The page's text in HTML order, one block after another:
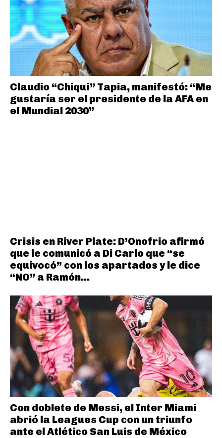
Claudio “Chiqui” Tapia, manifestó: “Me
gustaría ser el presidente de la AFA en
el Mundial 2030”
Crisis en River Plate: D’Onofrio afirmó
que le comunicó a Di Carlo que “se
equivocó” con los apartados y le dice
“NO” a Ramón...
Con doblete de Messi, el Inter Miami
abrió la Leagues Cup con un triunfo
ante el Atlético San Luis de México